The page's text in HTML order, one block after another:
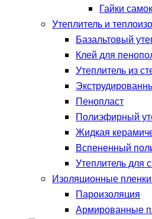
Гайки
Утеплитель и
Базальтовый
Клей для
Утеплитель из
Пенопласт
Полиэфирный
Жидкая
Вспененный
Утеплитель для
Изоляционные
Пароизоляция
Армированные